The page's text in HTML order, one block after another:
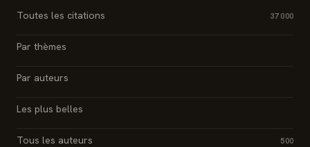
Toutes les citations 37 000
Par thèmes
Par auteurs
Les plus belles
Tous les auteurs 500